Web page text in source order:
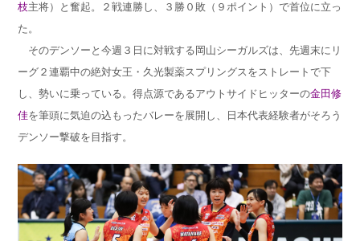
枝主将）と奮起。２戦連勝し、３勝０敗（９ポイント）で首位に立っ
た。
そのデンソーと今週３日に対戦する岡山シーガルズは、先週末にリ
ーグ２連覇中の絶対女王・久光製薬スプリングスをストレートで下
し、勢いに乗っている。得点源であるアウトサイドヒッターの金田修
佳を筆頭に気迫の込もったバレーを展開し、日本代表経験者がそろう
デンソー撃破を目指す。